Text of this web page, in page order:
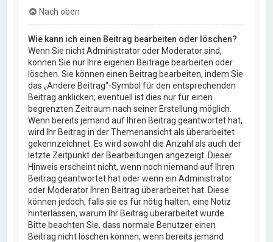
Nach oben
Wie kann ich einen Beitrag bearbeiten oder löschen?
Wenn Sie nicht Administrator oder Moderator sind,
können Sie nur Ihre eigenen Beiträge bearbeiten oder
löschen. Sie können einen Beitrag bearbeiten, indem Sie
das „Ändere Beitrag“-Symbol für den entsprechenden
Beitrag anklicken; eventuell ist dies nur für einen
begrenzten Zeitraum nach seiner Erstellung möglich.
Wenn bereits jemand auf Ihren Beitrag geantwortet hat,
wird Ihr Beitrag in der Themenansicht als überarbeitet
gekennzeichnet. Es wird sowohl die Anzahl als auch der
letzte Zeitpunkt der Bearbeitungen angezeigt. Dieser
Hinweis erscheint nicht, wenn noch niemand auf Ihren
Beitrag geantwortet hat oder wenn ein Administrator
oder Moderator Ihren Beitrag überarbeitet hat. Diese
können jedoch, falls sie es für nötig halten, eine Notiz
hinterlassen, warum Ihr Beitrag überarbeitet wurde.
Bitte beachten Sie, dass normale Benutzer einen
Beitrag nicht löschen können, wenn bereits jemand